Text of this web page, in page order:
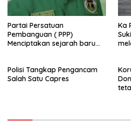
Partai Persatuan
Pembanguan ( PPP)
Menciptakan sejarah baru
Buru (Namlea).
Ka
Polisi Tangkap Pengancam
Salah Satu Capres